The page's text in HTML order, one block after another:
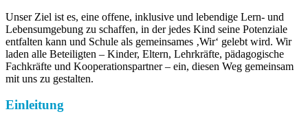
Unser Ziel ist es, eine offene, inklusive und lebendige Lern- und
Lebensumgebung zu schaffen, in der jedes Kind seine Potenziale
entfalten kann und Schule als gemeinsames ‚Wir‘ gelebt wird. Wir
laden alle Beteiligten – Kinder, Eltern, Lehrkräfte, pädagogische
Fachkräfte und Kooperationspartner – ein, diesen Weg gemeinsam
mit uns zu gestalten.
Einleitung